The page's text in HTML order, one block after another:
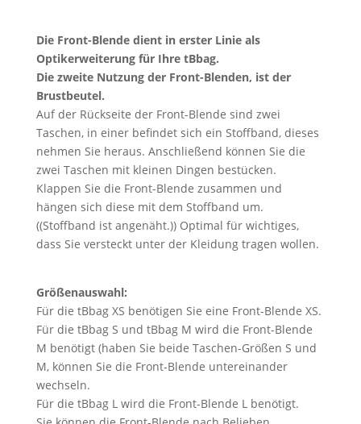
Die Front-Blende dient in erster Linie als
Optikerweiterung für Ihre tBbag.
Die zweite Nutzung der Front-Blenden, ist der
Brustbeutel.
Auf der Rückseite der Front-Blende sind zwei
Taschen, in einer befindet sich ein Stoffband, dieses
nehmen Sie heraus. Anschließend können Sie die
zwei Taschen mit kleinen Dingen bestücken.
Klappen Sie die Front-Blende zusammen und
hängen sich diese mit dem Stoffband um.
((Stoffband ist angenäht.)) Optimal für wichtiges,
dass Sie versteckt unter der Kleidung tragen wollen.
Größenauswahl:
Für die tBbag XS benötigen Sie eine Front-Blende XS.
Für die tBbag S und tBbag M wird die Front-Blende
M benötigt (haben Sie beide Taschen-Größen S und
M, können Sie die Front-Blende untereinander
wechseln.
Für die tBbag L wird die Front-Blende L benötigt.